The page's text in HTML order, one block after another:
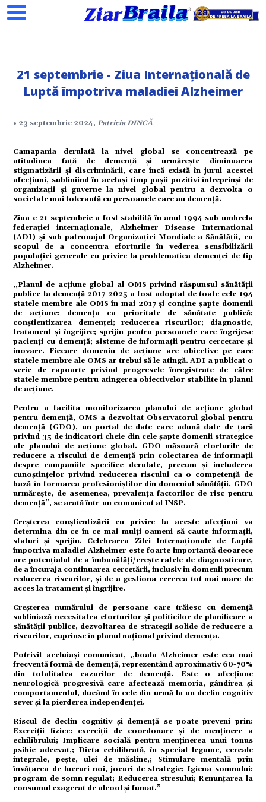
Search
21 septembrie - Ziua Internațională de
Luptă împotriva maladiei Alzheimer
• 23 septembrie 2024, Patricia DINCĂ
Camapania derulată la nivel global se concentrează pe
atitudinea față de demență și urmărește diminuarea
stigmatizării și discriminării, care încă există în jurul acestei
afecțiuni, subliniind în același timp pașii pozitivi întreprinși de
organizații și guverne la nivel global pentru a dezvolta o
societate mai tolerantă cu persoanele care au demență.
Ziua e 21 septembrie a fost stabilită în anul 1994 sub umbrela
federației internaționale, Alzheimer Disease International
(ADI) și sub patronajul Organizației Mondiale a Sănătății, cu
scopul de a concentra eforturile în vederea sensibilizării
populaţiei generale cu privire la problematica demenţei de tip
Alzheimer.
,,Planul de acțiune global al OMS privind răspunsul sănătății
publice la demență 2017-2025 a fost adoptat de toate cele 194
statele membre ale OMS în mai 2017 și conține șapte domenii
de acțiune: demența ca prioritate de sănătate publică;
conștientizarea demenței; reducerea riscurilor; diagnostic,
tratament și îngrijire; sprijin pentru persoanele care îngrijesc
pacienți cu demență; sisteme de informații pentru cercetare și
inovare. Fiecare domeniu de acțiune are obiective pe care
statele membre ale OMS ar trebui să le atingă. ADI a publicat o
serie de rapoarte privind progresele înregistrate de către
statele membre pentru atingerea obiectivelor stabilite în planul
de acțiune.
Pentru a facilita monitorizarea planului de acțiune global
pentru demență, OMS a dezvoltat Observatorul global pentru
demență (GDO), un portal de date care adună date de țară
privind 35 de indicatori cheie din cele șapte domenii strategice
ale planului de acțiune global. GDO măsoară eforturile de
reducere a riscului de demență prin colectarea de informații
despre campaniile specifice derulate, precum și includerea
cunoștințelor privind reducerea riscului ca o competență de
bază în formarea profesioniștilor din domeniul sănătății. GDO
urmărește, de asemenea, prevalența factorilor de risc pentru
demență”, se arată într-un comunicat al INSP.
Creșterea conștientizării cu privire la aceste afecțiuni va
determina din ce în ce mai mulți oameni să caute informații,
sfaturi și sprijin. Celebrarea Zilei Internaționale de Luptă
împotriva maladiei Alzheimer este foarte importantă deoarece
are potențialul de a îmbunătăți/crește ratele de diagnosticare,
de a încuraja continuarea cercetării, inclusiv în domenii precum
reducerea riscurilor, și de a gestiona cererea tot mai mare de
acces la tratament și îngrijire.
Creșterea numărului de persoane care trăiesc cu demență
subliniază necesitatea eforturilor și politicilor de planificare a
sănătății publice, dezvoltarea de strategii solide de reducere a
riscurilor, cuprinse în planul național privind demența.
Potrivit aceluiași comunicat, ,,boala Alzheimer este cea mai
frecventă formă de demență, reprezentând aproximativ 60-70%
din totalitatea cazurilor de demență. Este o afecțiune
neurologică progresivă care afectează memoria, gândirea și
comportamentul, ducând în cele din urmă la un declin cognitiv
sever și la pierderea independenței.
Riscul de declin cognitiv și demență se poate preveni prin:
Exerciţii fizice: exerciții de coordonare și de menținere a
echilibrului; Implicare socială pentru menținerea unui tonus
psihic adecvat,; Dieta echilibrată, în special legume, cereale
integrale, peşte, ulei de măsline,; Stimulare mentală prin
învăţarea de lucruri noi, jocuri de strategie; Igiena somnului:
program de somn regulat; Reducerea stresului; Renunţarea la
consumul exagerat de alcool şi fumat.”